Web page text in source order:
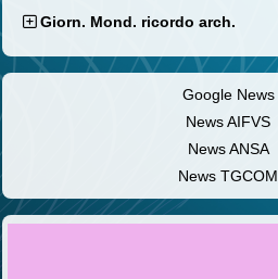
Giorn. Mond. ricordo arch.
Google News
News AIFVS
News ANSA
News TGCOM